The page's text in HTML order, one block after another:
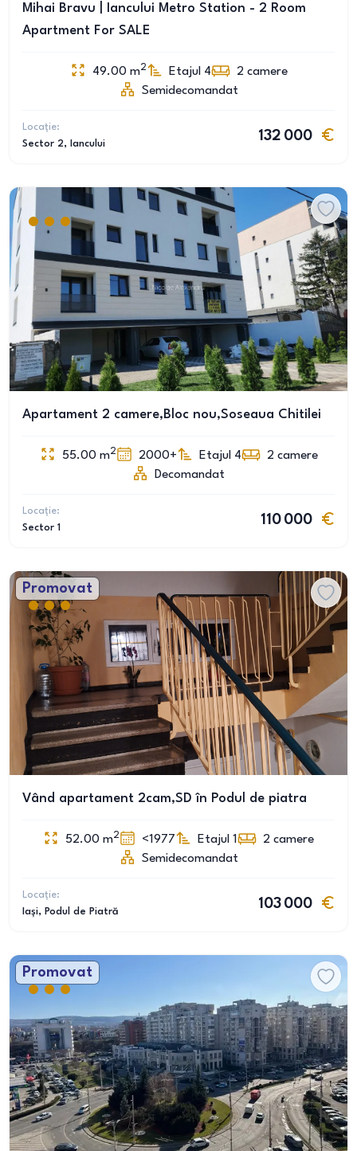
Mihai Bravu | Iancului Metro Station - 2 Room
Apartment For SALE
49.00 m2 Etajul 4 2 camere
Semidecomandat
Locație:
Sector 2, Iancului
132 000
Apartament 2 camere,Bloc nou,Soseaua Chitilei
55.00 m2 2000+ Etajul 4 2 camere
Decomandat
Locație:
Sector 1
110 000
Promovat
Vând apartament 2cam,SD în Podul de piatra
52.00 m2 <1977 Etajul 1 2 camere
Semidecomandat
Locație:
Iași, Podul de Piatră
103 000
Promovat